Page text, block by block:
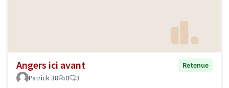
Angers ici avant
Retenue
Patrick 38
0 3